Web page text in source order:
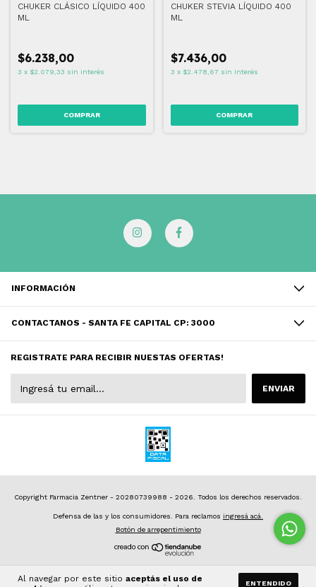
Al navegar por este sitio aceptás el uso de
ENTENDIDO
CHUKER CLÁSICO LÍQUIDO 400
ML
$6.238,00
3 x $2.079,33 sin interés
CHUKER STEVIA LÍQUIDO 400
ML
$7.436,00
3 x $2.478,67 sin interés
INFORMACIÓN
CONTACTANOS - SANTA FE CAPITAL CP: 3000
REGISTRATE PARA RECIBIR NUESTAS OFERTAS!
Copyright Farmacia Zentner - 20280739988 - 2026. Todos los derechos reservados.
Defensa de las y los consumidores. Para reclamos ingresá acá.
Botón de arrepentimiento